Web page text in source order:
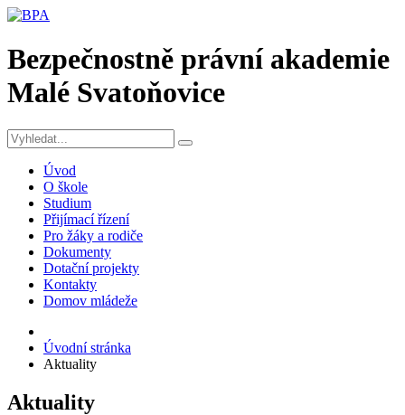
Bezpečnostně právní akademie
Malé Svatoňovice
Úvod
O škole
Studium
Přijímací řízení
Pro žáky a rodiče
Dokumenty
Dotační projekty
Kontakty
Domov mládeže
Úvodní stránka
Aktuality
Aktuality